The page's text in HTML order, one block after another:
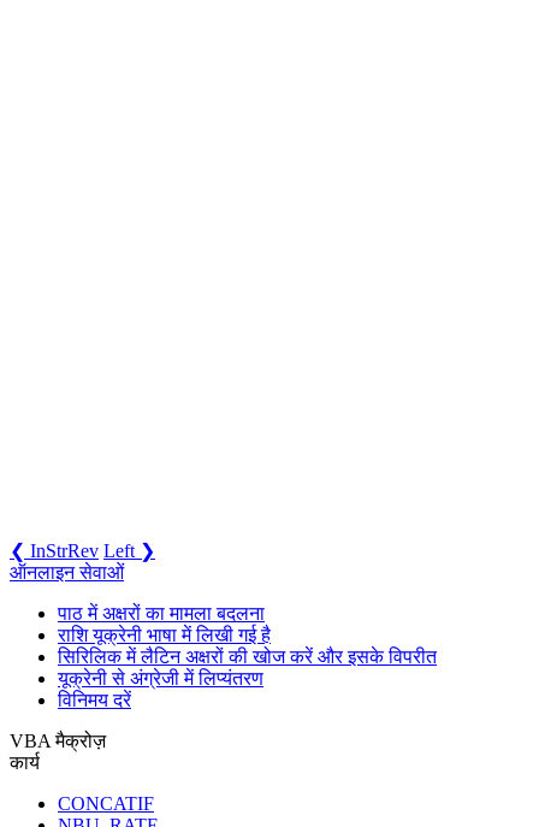
❮ InStrRev Left ❯
ऑनलाइन सेवाओं
पाठ में अक्षरों का मामला बदलना
राशि यूक्रेनी भाषा में लिखी गई है
सिरिलिक में लैटिन अक्षरों की खोज करें और इसके विपरीत
यूक्रेनी से अंग्रेजी में लिप्यंतरण
विनिमय दरें
VBA मैक्रोज़
कार्य
CONCATIF